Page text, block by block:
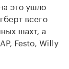
это ушло
всего
шахт, а
Festo, Willy